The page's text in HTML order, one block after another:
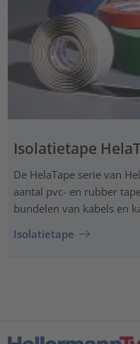
Isolatietape
De HelaTape serie van
aantal pvc- en rubber
bundelen van kabels en
Isolatietape